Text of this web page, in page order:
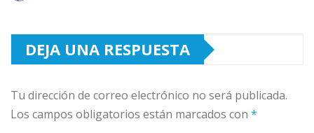
DEJA UNA RESPUESTA
Tu dirección de correo electrónico no será publicada.
Los campos obligatorios están marcados con *